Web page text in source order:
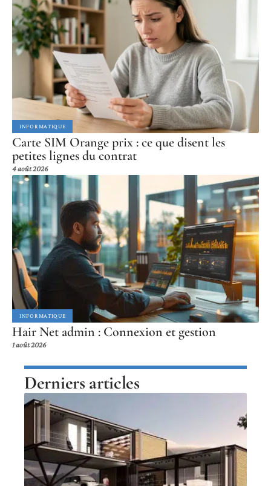
INFORMATIQUE
Carte SIM Orange prix : ce que disent les
petites lignes du contrat
4 août 2026
INFORMATIQUE
Hair Net admin : Connexion et gestion
1 août 2026
Derniers articles